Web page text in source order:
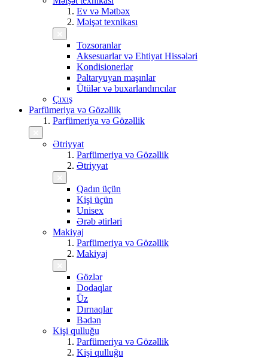
Ev və Mətbəx
Məişət texnikası
Tozsoranlar
Aksesuarlar və Ehtiyat Hissələri
Kondisionerlər
Paltaryuyan maşınlar
Ütülər və buxarlandırıcılar
Çıxış
Parfümeriya və Gözəllik
Parfümeriya və Gözəllik
Ətriyyat
Parfümeriya və Gözəllik
Ətriyyat
Qadın üçün
Kişi üçün
Unisex
Ərəb ətirləri
Makiyaj
Parfümeriya və Gözəllik
Makiyaj
Gözlər
Dodaqlar
Üz
Dırnaqlar
Bədən
Kişi qulluğu
Parfümeriya və Gözəllik
Kişi qulluğu